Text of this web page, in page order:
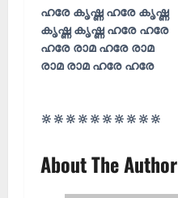
ഹരേ കൃഷ്ണ ഹരേ കൃഷ്ണ
കൃഷ്ണ കൃഷ്ണ ഹരേ ഹരേ
ഹരേ രാമ ഹരേ രാമ
രാമ രാമ ഹരേ ഹരേ
🔆🔆🔆🔆🔆🔆🔆🔆🔆🔆
About The Author